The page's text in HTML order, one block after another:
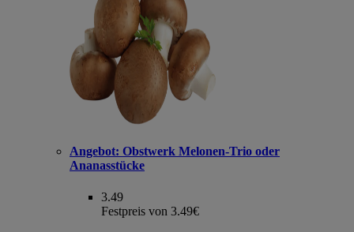
Angebot: Obstwerk Melonen-Trio oder
Ananasstücke
3.49
Festpreis von 3.49€